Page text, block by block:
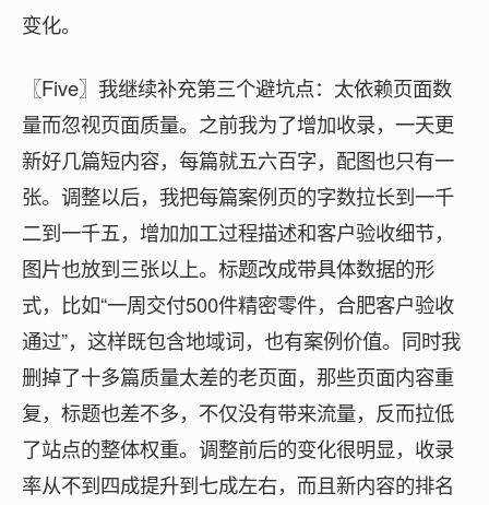
变化。
〖Five〗我继续补充第三个避坑点：太依赖页面数
量而忽视页面质量。之前我为了增加收录，一天更
新好几篇短内容，每篇就五六百字，配图也只有一
张。调整以后，我把每篇案例页的字数拉长到一千
二到一千五，增加加工过程描述和客户验收细节，
图片也放到三张以上。标题改成带具体数据的形
式，比如“一周交付500件精密零件，合肥客户验收
通过”，这样既包含地域词，也有案例价值。同时我
删掉了十多篇质量太差的老页面，那些页面内容重
复，标题也差不多，不仅没有带来流量，反而拉低
了站点的整体权重。调整前后的变化很明显，收录
率从不到四成提升到七成左右，而且新内容的排名